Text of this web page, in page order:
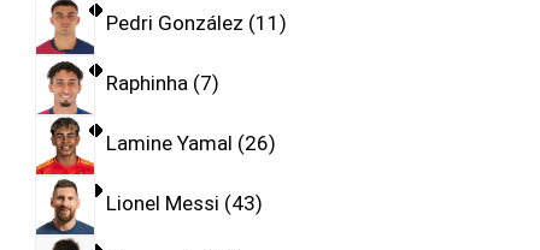
Pedri González 11
Raphinha 7
Lamine Yamal 26
Lionel Messi 43